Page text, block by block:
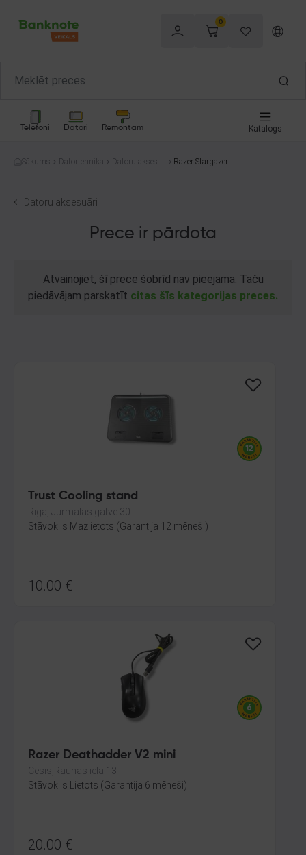
0
Telefoni Datori Remontam Katalogs
Sākums Datortehnika
Datoru aksesu
Razer Stargazer
Datoru aksesuāri
Prece ir pārdota
Atvainojiet, šī prece šobrīd nav pieejama. Taču
piedāvājam parskatīt citas šīs kategorijas preces.
Trust Cooling stand
Rīga, Jūrmalas gatve 30
Stāvoklis Mazlietots (Garantija 12 mēneši)
10.00 €
Razer Deathadder V2 mini
Cēsis,Raunas iela 13
Stāvoklis Lietots (Garantija 6 mēneši)
20.00 €